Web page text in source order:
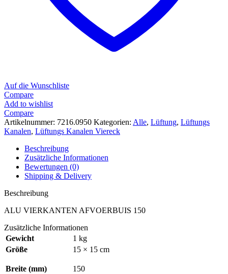
Auf die Wunschliste
Compare
Add to wishlist
Compare
Artikelnummer: 7216.0950 Kategorien: Alle, Lüftung, Lüftungs
Kanalen, Lüftungs Kanalen Viereck
Beschreibung
Zusätzliche Informationen
Bewertungen (0)
Shipping & Delivery
Beschreibung
ALU VIERKANTEN AFVOERBUIS 150
Zusätzliche Informationen
Gewicht
1 kg
Größe
15 × 15 cm
Breite (mm) 150